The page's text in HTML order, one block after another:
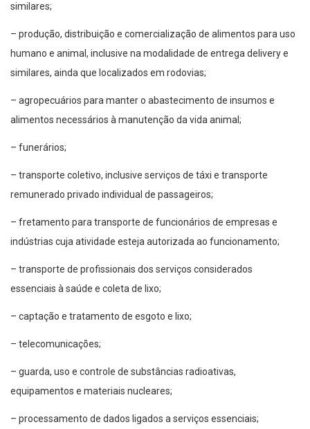
similares;
– produção, distribuição e comercialização de alimentos para uso
humano e animal, inclusive na modalidade de entrega delivery e
similares, ainda que localizados em rodovias;
– agropecuários para manter o abastecimento de insumos e
alimentos necessários à manutenção da vida animal;
– funerários;
– transporte coletivo, inclusive serviços de táxi e transporte
remunerado privado individual de passageiros;
– fretamento para transporte de funcionários de empresas e
indústrias cuja atividade esteja autorizada ao funcionamento;
– transporte de profissionais dos serviços considerados
essenciais à saúde e coleta de lixo;
– captação e tratamento de esgoto e lixo;
– telecomunicações;
– guarda, uso e controle de substâncias radioativas,
equipamentos e materiais nucleares;
– processamento de dados ligados a serviços essenciais;